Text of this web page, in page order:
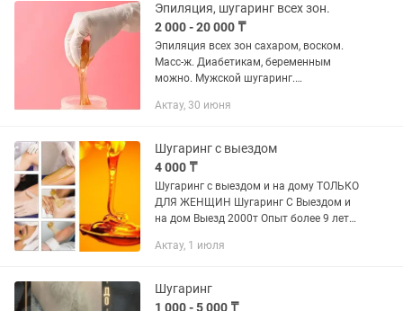
Эпиляция, шугаринг всех зон.
2 000 - 20 000 ₸
Эпиляция всех зон сахаром, воском.
Масс-ж. Диабетикам, беременным
можно. Мужской шугаринг.
работы 13 лет.
Актау, 30 июня
Шугаринг с выездом
4 000 ₸
Шугаринг с выездом и на дому ТОЛЬКО
ДЛЯ ЖЕНЩИН Шугаринг С Выездом и
на дом Выезд 2000т Опыт более 9 лет
бикини+подмышки 4000т Адрес 15-25
Актау, 1 июля
Шугаринг
1 000 - 5 000 ₸